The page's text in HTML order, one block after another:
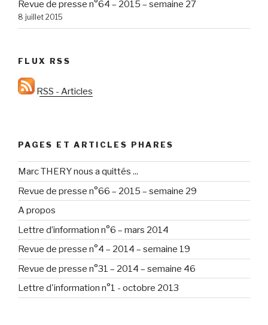
Revue de presse n°64 – 2015 – semaine 27
8 juillet 2015
FLUX RSS
RSS - Articles
PAGES ET ARTICLES PHARES
Marc THERY nous a quittés ...
Revue de presse n°66 – 2015 – semaine 29
A propos
Lettre d’information n°6 – mars 2014
Revue de presse n°4 – 2014 – semaine 19
Revue de presse n°31 – 2014 – semaine 46
Lettre d'information n°1 - octobre 2013